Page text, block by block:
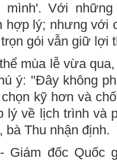
Với những
hợp lý; nhưng với
gói vẫn giữ lợi
mùa lễ vừa
ý: "Đây không
kỹ hơn và
lý về lịch trình và
Thu nhận định.
Giám đốc Quốc